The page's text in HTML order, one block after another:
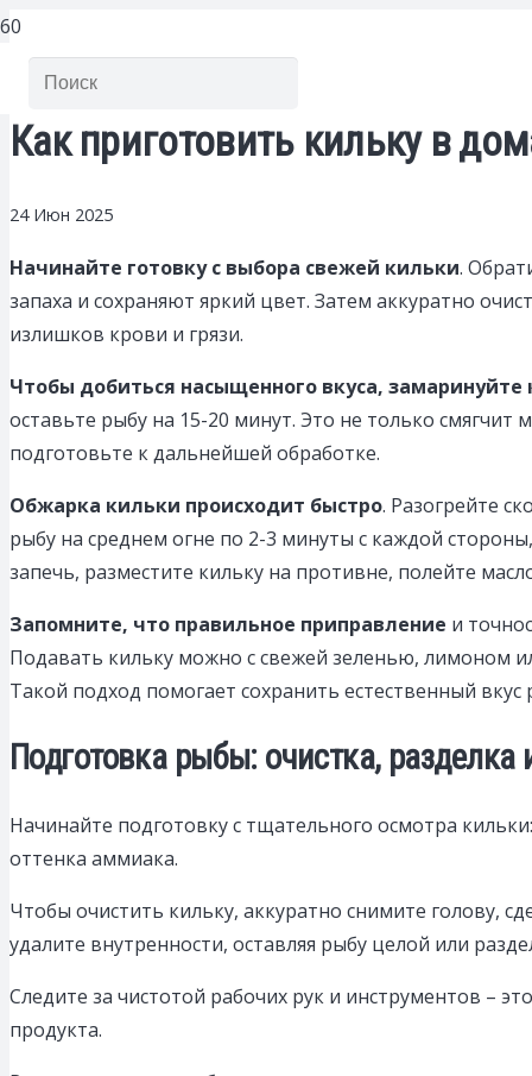
Как приготовить кильку в
24 Июн 2025
Начинайте готовку с выбора свежей кильки.
запаха и сохраняют яркий цвет. Затем аккуратно
излишков крови и грязи.
Чтобы добиться насыщенного вкуса, замаринуйте
оставьте рыбу на 15-20 минут. Это не только
подготовьте к дальнейшей обработке.
Обжарка кильки происходит быстро. Разогрейте
рыбу на среднем огне по 2-3 минуты с каждой
запечь, разместите кильку на противне, полейте
Запомните, что правильное приправление и
Подавать кильку можно с свежей зеленью, лимоном
Такой подход помогает сохранить естественный
Подготовка рыбы: очистка,
Начинайте подготовку с тщательного осмотра
оттенка аммиака.
Чтобы очистить кильку, аккуратно снимите голову,
удалите внутренности, оставляя рыбу целой или
Следите за чистотой рабочих рук и инструментов –
продукта.